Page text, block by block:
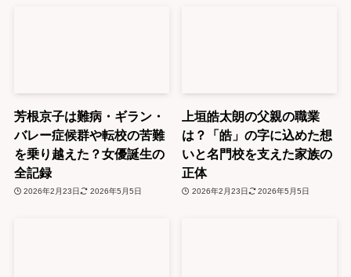
芳根京子は難病・ギラン・
バレー症候群や転校の苦難
を乗り越えた？女優誕生の
全記録
2026年2月23日 2026年5月5日
上垣皓太朗の父親の職業
は？「皓」の字に込めた想
いと名門校を支えた家族の
正体
2026年2月23日 2026年5月5日